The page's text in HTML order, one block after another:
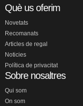
Què us oferim
Novetats
Recomanats
Articles de regal
Noticies
Política de privacitat
Sobre nosaltres
Qui som
On som